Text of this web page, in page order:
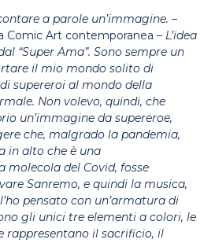
a parole un’immagine. –
Comic Art contemporanea – L’idea
“Super Ama”. Sono sempre un
il mio mondo solito di
supereroi al mondo della
Non volevo, quindi, che
un’immagine da supereroe,
che, malgrado la pandemia,
in alto che è una
molecola del Covid, fosse
Sanremo, e quindi la musica,
pensato con un’armatura di
gli unici tre elementi a colori, le
rappresentano il sacrificio, il